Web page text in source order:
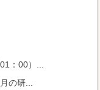
：00）...
の研...